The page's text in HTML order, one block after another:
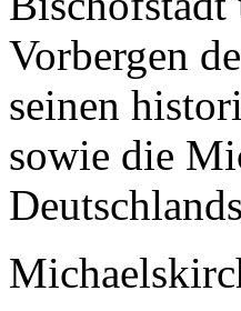
Vorbergen
seinen
sowie die